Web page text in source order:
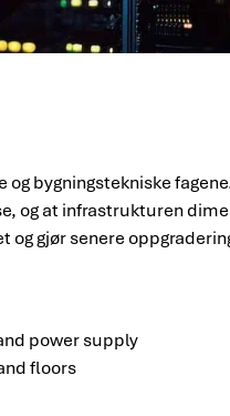
bygningstekniske
og at infrastrukturen
gjør senere
power supply
floors